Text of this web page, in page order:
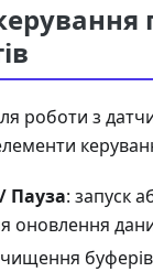
роботи з
Пауза: запуск
оновлення
буферів